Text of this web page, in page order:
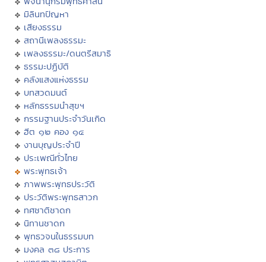
มิลินทปัญหา
เสียงธรรม
สถานีเพลงธรรมะ
เพลงธรรมะ/ดนตรีสมาธิ
ธรรมะปฏิบัติ
คลังแสงแห่งธรรม
บทสวดมนต์
หลักธรรมนำสุขฯ
กรรมฐานประจำวันเกิด
ฮีต ๑๒ คอง ๑๔
งานบุญประจำปี
ประเพณีทั่วไทย
พระพุทธเจ้า
ภาพพระพุทธประวัติ
ประวัติพระพุทธสาวก
ทศชาติชาดก
นิทานชาดก
พุทธวจนในธรรมบท
มงคล ๓๘ ประการ